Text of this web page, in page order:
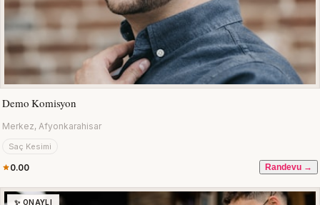
Demo Komisyon
Merkez, Afyonkarahisar
Saç Kesimi
0.00 Randevu →
✨ ONAYLI